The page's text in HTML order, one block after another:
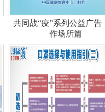
共同战“疫”系列公益广告
作场所篇